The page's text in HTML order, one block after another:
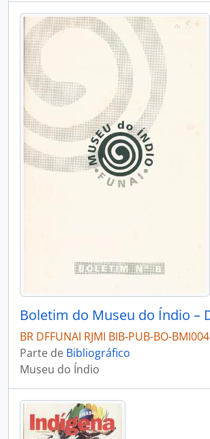
BR DFFUNAI RJMI BIB-PUB-BO-BMI004
Parte de Bibliográfico
Museu do Índio